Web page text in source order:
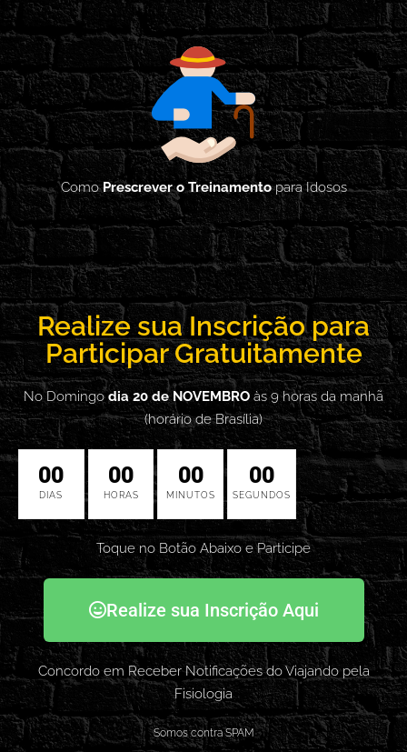
ComoPrescrever o Treinamentopara Idosos
Realize sua Inscrição para
Participar Gratuitamente
No Domingodia 20 de NOVEMBRO às 9 horas da manhã
(horário de Brasília)
00
DIAS
00
HORAS
00
MINUTOS
00
SEGUNDOS
Toque no Botão Abaixo e Participe
Realize sua Inscrição Aqui
Concordo em Receber Notificações do Viajando pela
Fisiologia
Somos contra SPAM